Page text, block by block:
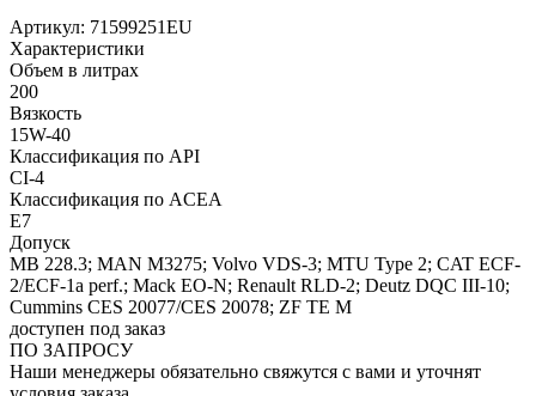
Артикул: 71599251EU
Характеристики
Объем в литрах
200
Вязкость
15W-40
Классификация по API
CI-4
Классификация по ACEA
E7
Допуск
MB 228.3; MAN M3275; Volvo VDS-3; MTU Type 2; CAT ECF-
2/ECF-1a perf.; Mack EO-N; Renault RLD-2; Deutz DQC III-10;
Cummins CES 20077/CES 20078; ZF TE M
доступен под заказ
ПО ЗАПРОСУ
Наши менеджеры обязательно свяжутся с вами и уточнят